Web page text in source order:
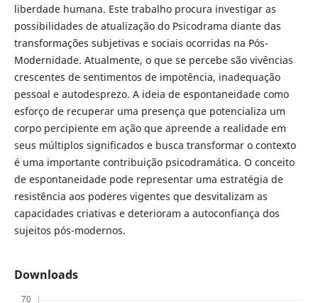
liberdade humana. Este trabalho procura investigar as
possibilidades de atualização do Psicodrama diante das
transformações subjetivas e sociais ocorridas na Pós-
Modernidade. Atualmente, o que se percebe são vivências
crescentes de sentimentos de impotência, inadequação
pessoal e autodesprezo. A ideia de espontaneidade como
esforço de recuperar uma presença que potencializa um
corpo percipiente em ação que apreende a realidade em
seus múltiplos significados e busca transformar o contexto
é uma importante contribuição psicodramática. O conceito
de espontaneidade pode representar uma estratégia de
resistência aos poderes vigentes que desvitalizam as
capacidades criativas e deterioram a autoconfiança dos
sujeitos pós-modernos.
Downloads